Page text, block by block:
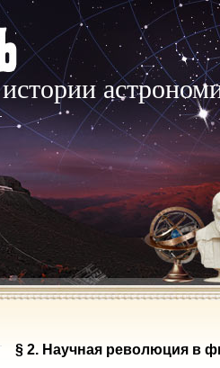
§ 2. Научная революция в